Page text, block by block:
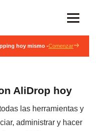
hoy mismo -Comenzar
AliDrop hoy
las herramientas y
administrar y hacer